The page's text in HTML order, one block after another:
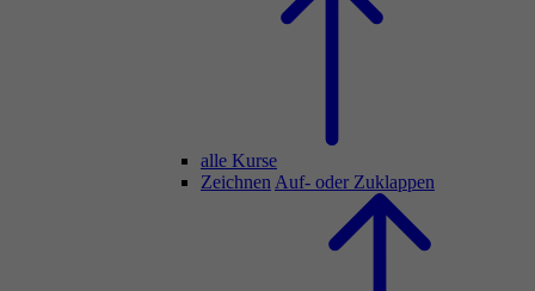
alle Kurse
Zeichnen Auf- oder Zuklappen